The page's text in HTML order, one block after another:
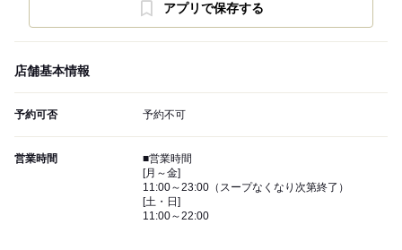
アプリで保存する
店舗基本情報
予約可否 予約不可
営業時間
■営業時間
[月～金]
11:00～23:00（スープなくなり次第終了）
[土・日]
11:00～22:00